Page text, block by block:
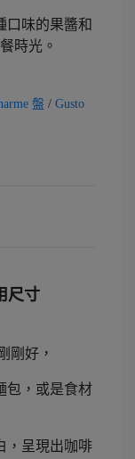
口味的果醬和
時光。
盤 / Gusto
尺寸
剛好，
包，或是食材
，呈現出咖啡